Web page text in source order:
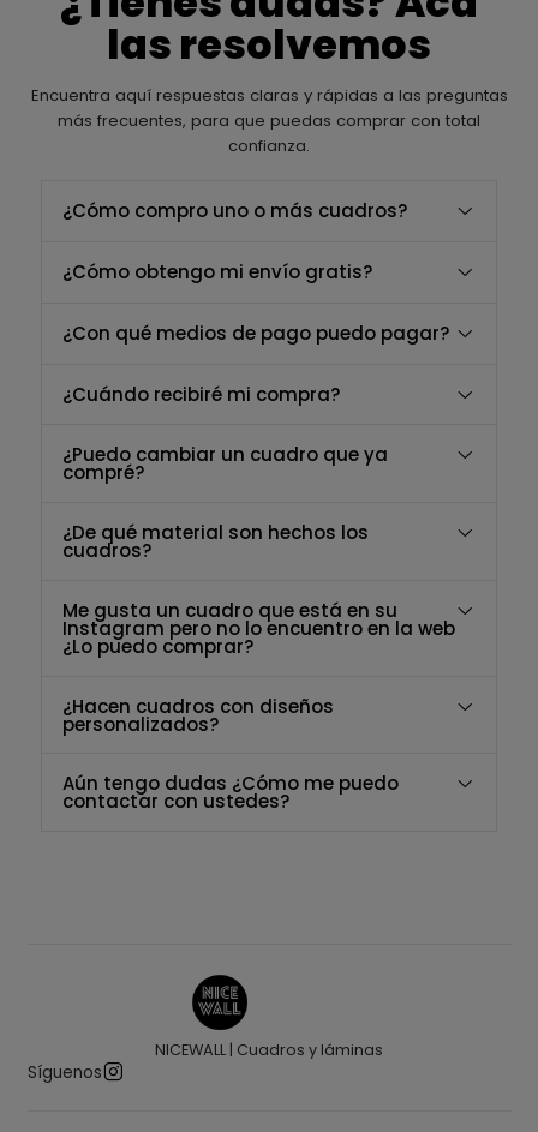
las resolvemos
Encuentra aquí respuestas claras y rápidas a las preguntas
más frecuentes, para que puedas comprar con total
confianza.
¿Cómo compro uno o más cuadros?
¿Cómo obtengo mi envío gratis?
¿Con qué medios de pago puedo pagar?
¿Cuándo recibiré mi compra?
¿Puedo cambiar un cuadro que ya
compré?
¿De qué material son hechos los
cuadros?
Me gusta un cuadro que está en su
Instagram pero no lo encuentro en la web
¿Lo puedo comprar?
¿Hacen cuadros con diseños
personalizados?
Aún tengo dudas ¿Cómo me puedo
contactar con ustedes?
NICEWALL | Cuadros y láminas
Síguenos